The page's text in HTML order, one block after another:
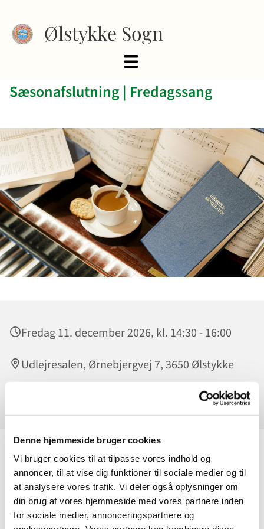
Denne hjemmeside bruger cookies
Vi bruger cookies til at tilpasse vores indhold og
annoncer, til at vise dig funktioner til sociale medier og til
at analysere vores trafik. Vi deler også oplysninger om
din brug af vores hjemmeside med vores partnere inden
for sociale medier, annonceringspartnere og
Ølstykke Sogn
Sæsonafslutning | Fredagssang
Fredag 11. december 2026, kl. 14:30 - 16:00
Udlejresalen, Ørnebjergvej 7, 3650 Ølstykke
Slip sangstemmen løs - uanset om du synger som en lærke
eller ej! Hver fredag i Udlejresalen kl. 14.30 får vi loftet til at
lette med god musik.
Vi synger fædrelandssange, revyviser, evergreens oa. Sverre
Larsen spiller på flyglet. Vi synger fra Højskolesangbogen